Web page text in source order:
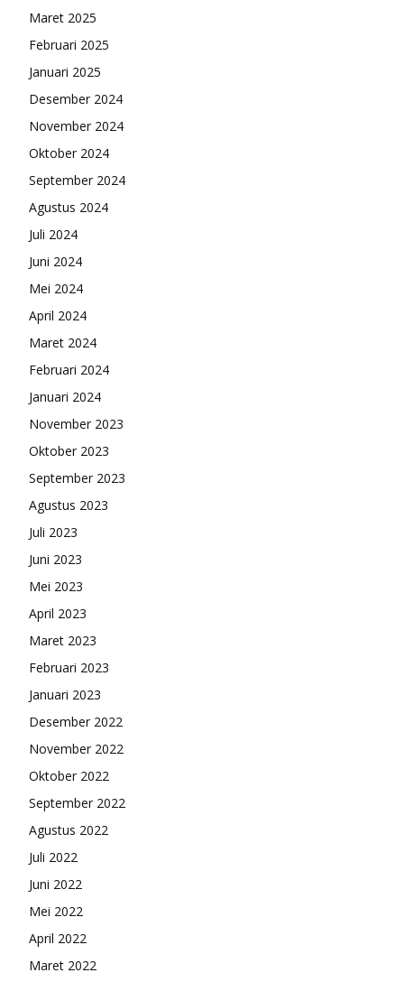
Maret 2025
Februari 2025
Januari 2025
Desember 2024
November 2024
Oktober 2024
September 2024
Agustus 2024
Juli 2024
Juni 2024
Mei 2024
April 2024
Maret 2024
Februari 2024
Januari 2024
November 2023
Oktober 2023
September 2023
Agustus 2023
Juli 2023
Juni 2023
Mei 2023
April 2023
Maret 2023
Februari 2023
Januari 2023
Desember 2022
November 2022
Oktober 2022
September 2022
Agustus 2022
Juli 2022
Juni 2022
Mei 2022
April 2022
Maret 2022